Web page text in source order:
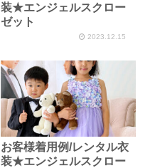
装★エンジェルスクロー
ゼット
2023.12.15
お客様着用例/レンタル衣
装★エンジェルスクロー